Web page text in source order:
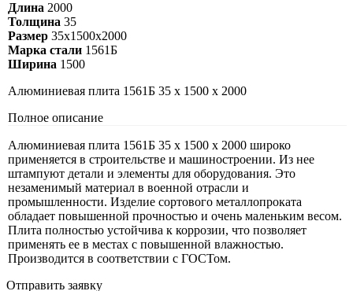
Длина 2000
Толщина 35
Размер 35х1500х2000
Марка стали 1561Б
Ширина 1500
Алюминиевая плита 1561Б 35 х 1500 х 2000
Полное описание
Алюминиевая плита 1561Б 35 х 1500 х 2000 широко
применяется в строительстве и машиностроении. Из нее
штампуют детали и элементы для оборудования. Это
незаменимый материал в военной отрасли и
промышленности. Изделие сортового металлопроката
обладает повышенной прочностью и очень маленьким весом.
Плита полностью устойчива к коррозии, что позволяет
применять ее в местах с повышенной влажностью.
Производится в соответствии с ГОСТом.
Отправить заявку